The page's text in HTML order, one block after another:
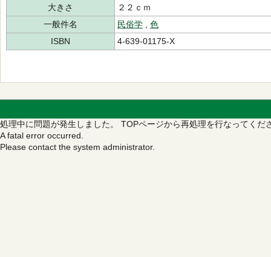
大きさ
２２ｃｍ
一般件名
民俗学
色
ISBN
4-639-01175-X
処理中に問題が発生しました。 TOPページから再処理を行なってくだ
A fatal error occurred.
Please contact the system administrator.